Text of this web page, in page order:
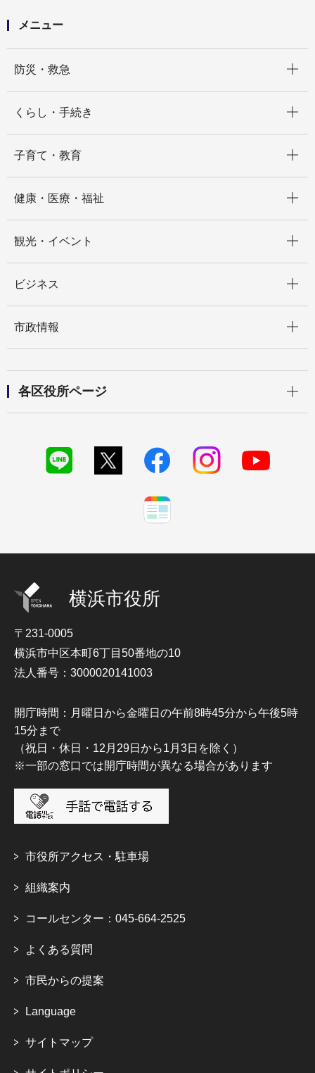
メニュー
防災・救急
くらし・手続き
子育て・教育
健康・医療・福祉
観光・イベント
ビジネス
市政情報
各区役所ページ
横浜市役所
〒231-0005
横浜市中区本町6丁目50番地の10
法人番号：3000020141003
開庁時間：月曜日から金曜日の午前8時45分から午後5時
15分まで
（祝日・休日・12月29日から1月3日を除く）
※一部の窓口では開庁時間が異なる場合があります
市役所アクセス・駐車場
組織案内
コールセンター：045-664-2525
よくある質問
市民からの提案
Language
サイトマップ